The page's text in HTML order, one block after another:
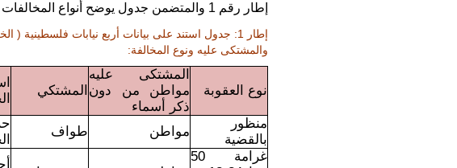
إطار رقم 1 والمتضمن جدول يوضح أنواع المخالفات
إطار 1: جدول استند على بيانات أربع نيابات
والمشتكى عليه ونوع المخالفة:
نوع العقوبة
المشتكى عليه
مواطن من دون
ذكر أسماء
المشتكي
منظور
بالقضية
مواطن طواف
غرامة 50